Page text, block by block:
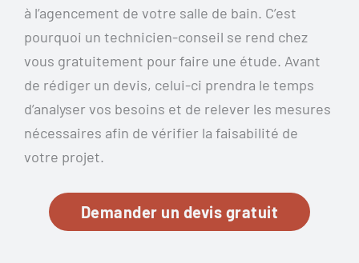
à l’agencement de votre salle de bain. C’est
pourquoi un technicien-conseil se rend chez
vous gratuitement pour faire une étude. Avant
de rédiger un devis, celui-ci prendra le temps
d’analyser vos besoins et de relever les mesures
nécessaires afin de vérifier la faisabilité de
votre projet.
Demander un devis gratuit